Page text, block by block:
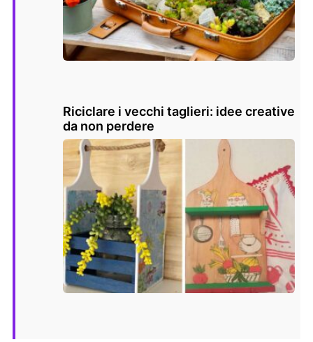
Riciclare i vecchi taglieri: idee creative
da non perdere